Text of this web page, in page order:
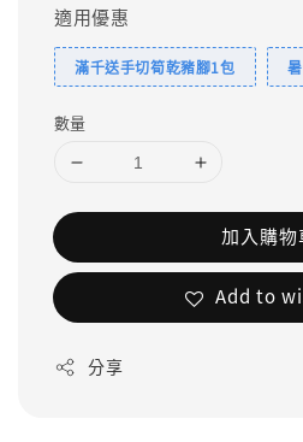
適用優惠
滿千送手切筍乾豬腳1包
數量
加入購物
Add to
分享